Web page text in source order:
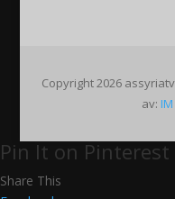
Copyright 2026
av:
Pin It on Pinterest
Share This